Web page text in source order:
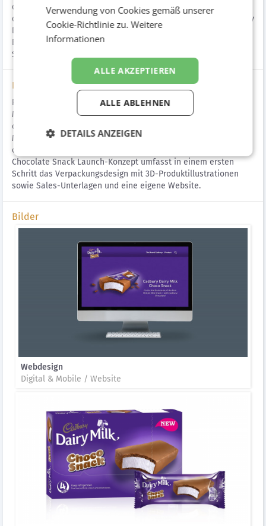
den britischen Markt ein – einer absoluten Produktneuheit und
dem ersten Chilled Snack in Großbritannien überhaupt. Cadbury
Dairy Milk Chocolate ist Schokofreunden international ein
Begriff. Gemeinsam mit TSC schafft sie jetzt erstmals den
Sprung in die britischen Kühlregale.
Lösung
REICHLUNDPARTNER begleitet den Launch des Cadbury Dairy
Milk Choco Snacks mit einer 360°-Einführungskampagne, die
die absolute Neuartigkeit des Produktes auf dem britischen
Markt in den Vordergrund stellt: „For a fresh boost in the
chilled dairy-based snack segment!“ Das Cadbury Dairy Milk
Chocolate Snack Launch-Konzept umfasst in einem ersten
Schritt das Verpackungsdesign mit 3D-Produktillustrationen
sowie Sales-Unterlagen und eine eigene Website.
Bilder
Webdesign
Digital & Mobile / Website
Verwendung von Cookies gemäß unserer
Cookie-Richtlinie zu.Weitere
Informationen
ALLE AKZEPTIEREN
ALLE ABLEHNEN
DETAILS ANZEIGEN